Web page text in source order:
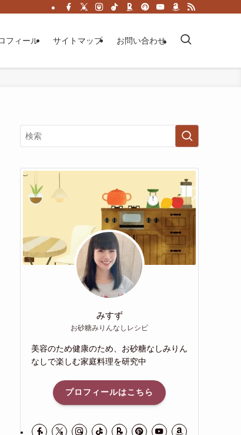
フィール サイトマップ お問い合わせ
みすず
お砂糖みりんなしレシピ
美容のため健康のため、お砂糖なしみりん
なしで楽しむ家庭料理を研究中
プロフィールはこちら